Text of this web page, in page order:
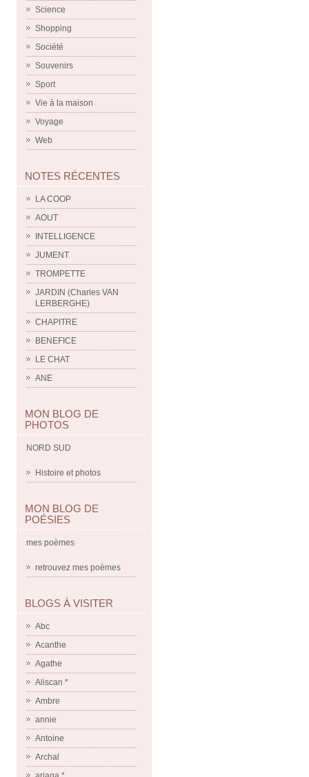
Science
Shopping
Société
Souvenirs
Sport
Vie à la maison
Voyage
Web
NOTES RÉCENTES
LA COOP
AOUT
INTELLIGENCE
JUMENT
TROMPETTE
JARDIN (Charles VAN
LERBERGHE)
CHAPITRE
BENEFICE
LE CHAT
ANE
MON BLOG DE
PHOTOS
NORD SUD
Histoire et photos
MON BLOG DE
POÉSIES
mes poèmes
retrouvez mes poèmes
BLOGS À VISITER
Abc
Acanthe
Agathe
Aliscan *
Ambre
annie
Antoine
Archal